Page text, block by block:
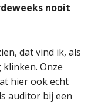
nooit
dat vind ik, als
Onze
hier ook echt
auditor bij een